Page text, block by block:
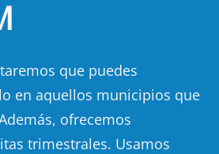
que puedes
en aquellos municipios que
ofrecemos
trimestrales. Usamos